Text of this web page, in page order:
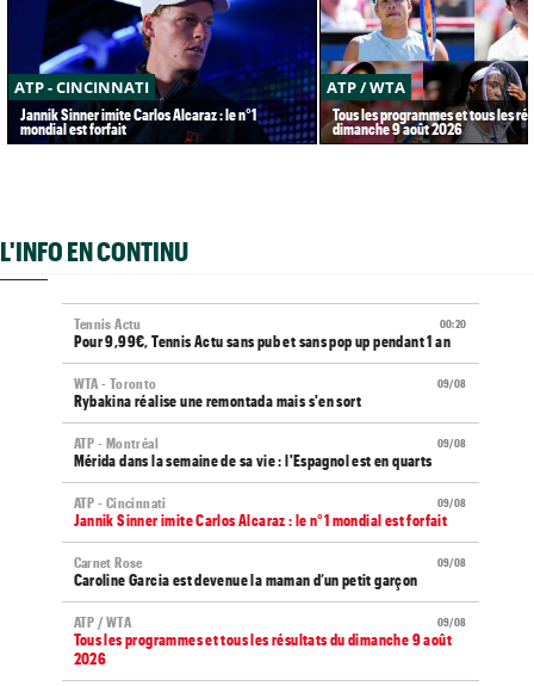
ATP - CINCINNATI
Jannik Sinner imite Carlos Alcaraz : le n°1
mondial est forfait
ATP / WTA
Tous les programmes et tous les
dimanche 9 août 2026
L'INFO EN CONTINU
00:20
Tennis Actu
Pour 9,99€, Tennis Actu sans pub et sans pop up pendant 1 an
09/08
WTA - Toronto
Rybakina réalise une remontada mais s'en sort
09/08
ATP - Montréal
Mérida dans la semaine de sa vie : l'Espagnol est en quarts
09/08
ATP - Cincinnati
Jannik Sinner imite Carlos Alcaraz : le n°1 mondial est forfait
09/08
Carnet Rose
Caroline Garcia est devenue la maman d’un petit garçon
09/08
ATP / WTA
Tous les programmes et tous les résultats du dimanche 9 août
2026